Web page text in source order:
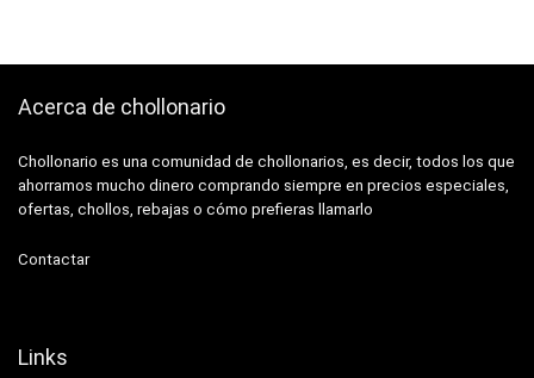
Acerca de chollonario
Chollonario es una comunidad de chollonarios, es decir, todos los que
ahorramos mucho dinero comprando siempre en precios especiales,
ofertas, chollos, rebajas o cómo prefieras llamarlo
Contactar
Links